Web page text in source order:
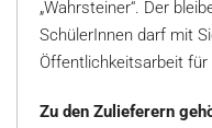
„Wahrsteiner“. Der
SchülerInnen darf mit
Öffentlichkeitsarbeit für
Zu den Zulieferern